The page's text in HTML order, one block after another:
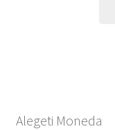
Alegeti Moneda